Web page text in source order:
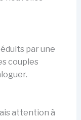
par une
couples
attention à